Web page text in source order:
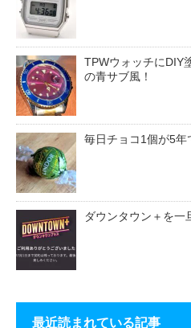
TPWウォッチにDIY
の青サブ風！
毎日チョコ1個が5年
ダウンタウン＋を一
最近読まれている記事